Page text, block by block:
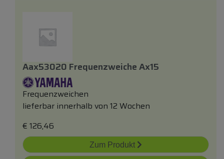
Aax53020 Frequenzweiche Ax15
Frequenzweichen
lieferbar innerhalb von 12 Wochen
€ 126,46
Zum Produkt